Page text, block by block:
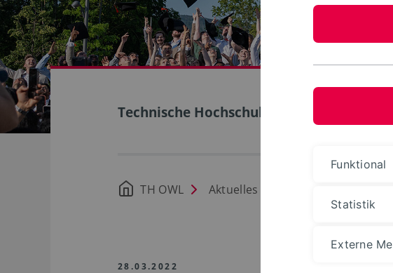
Technische Hochschule Ostwestfalen-Lippe
TH OWL Aktuelles
28.03.2022
Funktional
Statistik
Externe